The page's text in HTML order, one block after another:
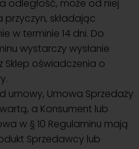
odległość, może od niej
składając
w terminie 14 dni. Do
wystarczy wysłanie
oświadczenia o
umowy, Umowa Sprzedaży
a Konsument lub
w § 10 Regulaminu mają
Sprzedawcy lub